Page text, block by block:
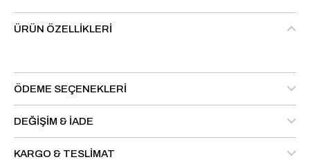
ÜRÜN ÖZELLIKLERI
ÖDEME SEÇENEKLERI
DEĞIŞIM & İADE
KARGO & TESLIMAT